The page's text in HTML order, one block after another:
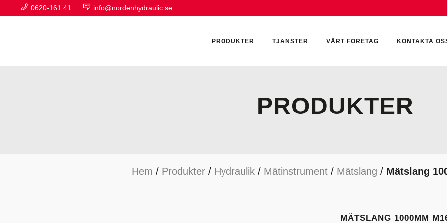
0620-161 41 info@nordenhydraulic.se
PRODUKTER
HYDRAULIKTILLBEHÖR HYDRAULMOTORER
TJÄNSTER VÅRT FÖRETAG KONTAKTA
PRODUKTER
Hem / Produkter/ Hydraulik/ Mätinstrument/ Mätslang / Mätslang
MÄTSLANG 1000MM